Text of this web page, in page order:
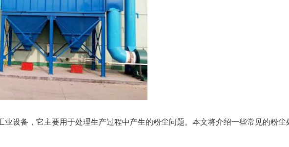
业设备，它主要用于处理生产过程中产生的粉尘问题。本文将介绍一些常见的粉尘